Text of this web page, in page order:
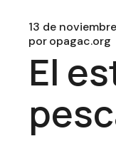
13 de
poropagac.org
El